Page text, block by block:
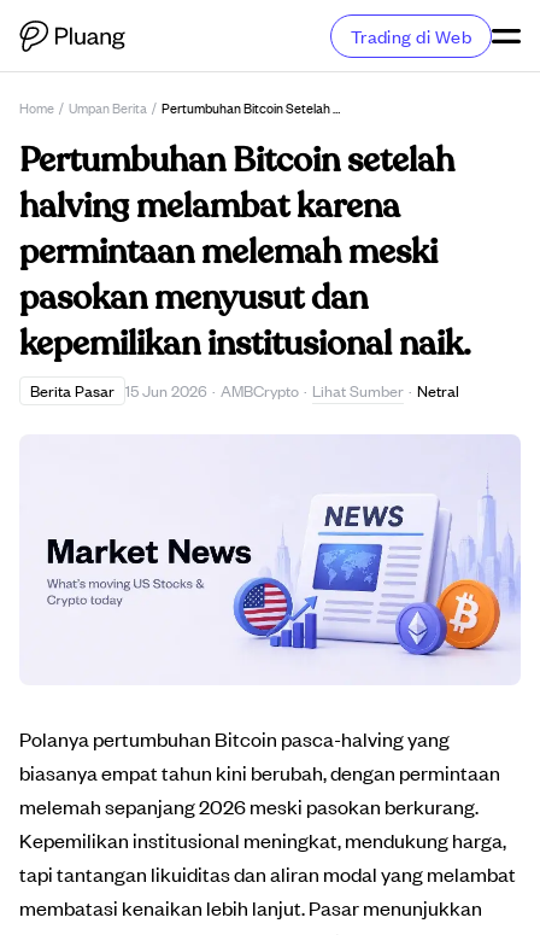
Trading di Web
Home / Umpan Berita / Pertumbuhan Bitcoin Setelah Halving Melambat Karena Permintaan Melemah Meski Pasokan Menyusut Dan Kepemilikan Institusional Naik.
Pertumbuhan Bitcoin setelah
halving melambat karena
permintaan melemah meski
pasokan menyusut dan
kepemilikan institusional naik.
Berita Pasar 15 Jun 2026 · AMBCrypto · Lihat Sumber · Netral
Polanya pertumbuhan Bitcoin pasca-halving yang
biasanya empat tahun kini berubah, dengan permintaan
melemah sepanjang 2026 meski pasokan berkurang.
Kepemilikan institusional meningkat, mendukung harga,
tapi tantangan likuiditas dan aliran modal yang melambat
membatasi kenaikan lebih lanjut. Pasar menunjukkan